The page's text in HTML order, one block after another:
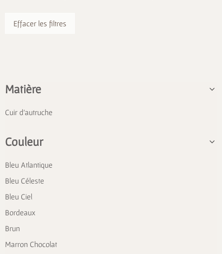
Effacer les filtres
Matière
Cuir d'autruche
Couleur
Bleu Atlantique
Bleu Céleste
Bleu Ciel
Bordeaux
Brun
Marron Chocolat